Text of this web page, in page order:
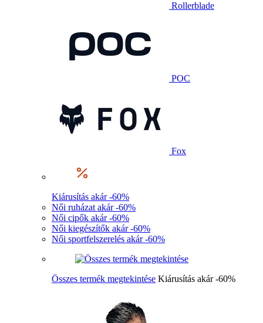
Rollerblade
POC
Fox
Kiárusítás akár -60%
Női ruházat akár -60%
Női cipők akár -60%
Női kiegészítők akár -60%
Női sportfelszerelés akár -60%
Összes termék megtekintése Kiárusítás akár -60%